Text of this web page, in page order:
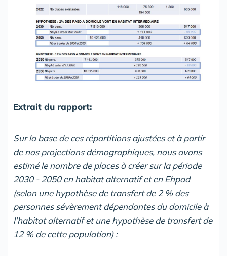
Extrait du rapport:
Sur la base de ces répartitions ajustées et à partir
de nos projections démographiques, nous avons
estimé le nombre de places à créer sur la période
2030 - 2050 en habitat alternatif et en Ehpad
(selon une hypothèse de transfert de 2 % des
personnes sévèrement dépendantes du domicile à
l’habitat alternatif et une hypothèse de transfert de
12 % de cette population) :